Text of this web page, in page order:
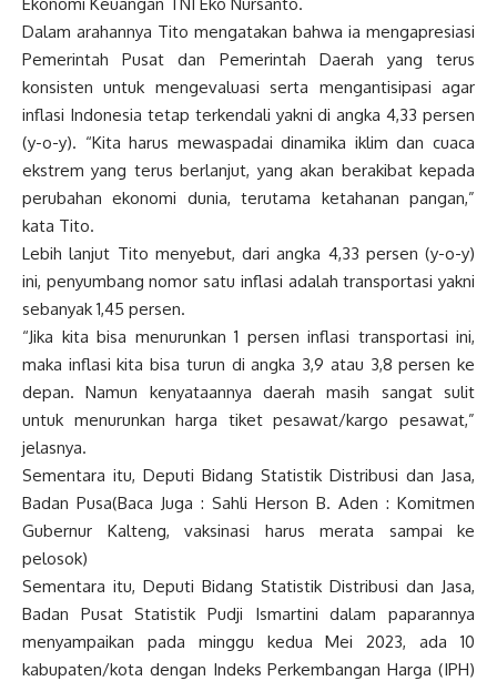
Dalam arahannya Tito mengatakan bahwa ia mengapresiasi
Pemerintah Pusat dan Pemerintah Daerah yang terus
konsisten untuk mengevaluasi serta mengantisipasi agar
inflasi Indonesia tetap terkendali yakni di angka 4,33 persen
(y-o-y). “Kita harus mewaspadai dinamika iklim dan cuaca
ekstrem yang terus berlanjut, yang akan berakibat kepada
perubahan ekonomi dunia, terutama ketahanan pangan,”
kata Tito.
Lebih lanjut Tito menyebut, dari angka 4,33 persen (y-o-y)
ini, penyumbang nomor satu inflasi adalah transportasi yakni
sebanyak 1,45 persen.
“Jika kita bisa menurunkan 1 persen inflasi transportasi ini,
maka inflasi kita bisa turun di angka 3,9 atau 3,8 persen ke
depan. Namun kenyataannya daerah masih sangat sulit
untuk menurunkan harga tiket pesawat/kargo pesawat,”
jelasnya.
Sementara itu, Deputi Bidang Statistik Distribusi dan Jasa,
Badan Pusa(Baca Juga : Sahli Herson B. Aden : Komitmen
Gubernur Kalteng, vaksinasi harus merata sampai ke
pelosok)
Sementara itu, Deputi Bidang Statistik Distribusi dan Jasa,
Badan Pusat Statistik Pudji Ismartini dalam paparannya
menyampaikan pada minggu kedua Mei 2023, ada 10
kabupaten/kota dengan Indeks Perkembangan Harga (IPH)